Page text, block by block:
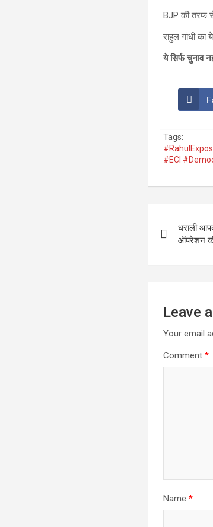
BJP की तरफ
राहुल गांधी
ये सिर्फ चुनाव
Tags:
#ECI
धराली
ऑपरेशन
Leave
Your email
Comment*
Name*